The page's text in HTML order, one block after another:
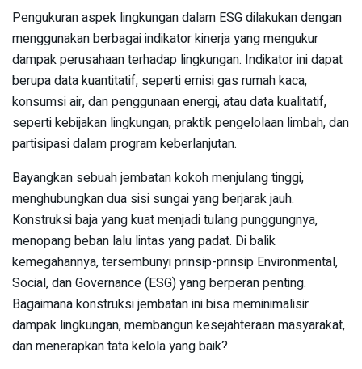
Pengukuran aspek lingkungan dalam ESG dilakukan dengan
menggunakan berbagai indikator kinerja yang mengukur
dampak perusahaan terhadap lingkungan. Indikator ini dapat
berupa data kuantitatif, seperti emisi gas rumah kaca,
konsumsi air, dan penggunaan energi, atau data kualitatif,
seperti kebijakan lingkungan, praktik pengelolaan limbah, dan
partisipasi dalam program keberlanjutan.
Bayangkan sebuah jembatan kokoh menjulang tinggi,
menghubungkan dua sisi sungai yang berjarak jauh.
Konstruksi baja yang kuat menjadi tulang punggungnya,
menopang beban lalu lintas yang padat. Di balik
kemegahannya, tersembunyi prinsip-prinsip Environmental,
Social, dan Governance (ESG) yang berperan penting.
Bagaimana konstruksi jembatan ini bisa meminimalisir
dampak lingkungan, membangun kesejahteraan masyarakat,
dan menerapkan tata kelola yang baik?